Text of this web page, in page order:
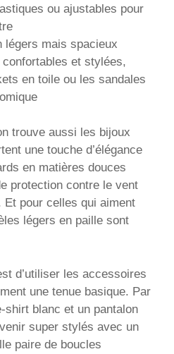
ou ajustables pour
légers mais spacieux
et stylées,
en toile ou les sandales
trouve aussi les bijoux
une touche d’élégance
en matières douces
protection contre le vent
Et pour celles qui aiment
légers en paille sont
d’utiliser les accessoires
une tenue basique. Par
shirt blanc et un pantalon
super stylés avec un
paire de boucles